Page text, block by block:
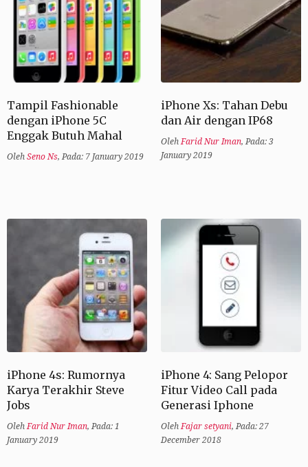
Tampil Fashionable
dengan iPhone 5C
Enggak Butuh Mahal
Oleh Seno Ns,Pada: 7 January 2019
iPhone Xs: Tahan Debu
dan Air dengan IP68
OlehFarid Nur Iman,Pada: 3
January 2019
iPhone 4s: Rumornya
Karya Terakhir Steve
Jobs
Oleh Farid Nur Iman, Pada: 1
January 2019
iPhone 4: Sang Pelopor
Fitur Video Call pada
Generasi Iphone
Oleh Fajar setyani, Pada: 27
December 2018